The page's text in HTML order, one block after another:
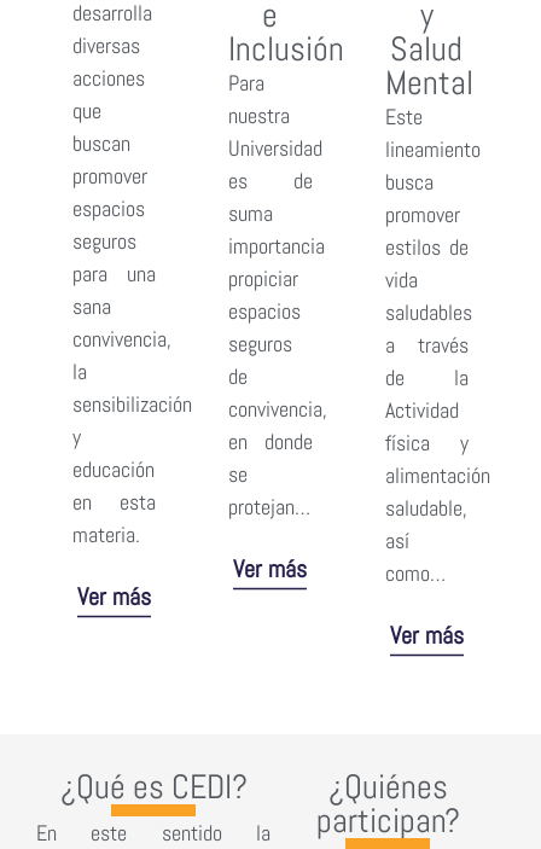
desarrolla
diversas
acciones
que
buscan
promover
espacios
seguros
para una
sana
convivencia,
la
sensibilización
y
educación
en esta
materia.
Ver más
e
Inclusión
Para
nuestra
Universidad
es de
suma
importancia
propiciar
espacios
seguros
de
convivencia,
en donde
se
protejan…
Ver más
y
Salud
Mental
Este
lineamiento
busca
promover
estilos de
vida
saludables
a través
de la
Actividad
física y
alimentación
saludable,
así
como…
Ver más
¿Qué es CEDI?
En este sentido la
¿Quiénes
participan?